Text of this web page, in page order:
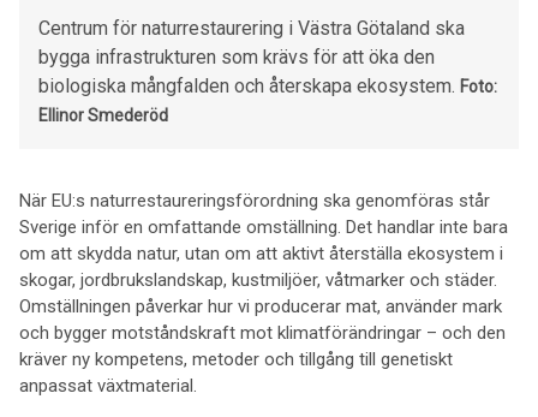
Centrum för naturrestaurering i Västra Götaland ska
bygga infrastrukturen som krävs för att öka den
biologiska mångfalden och återskapa ekosystem. Foto:
Ellinor Smederöd
När EU:s naturrestaureringsförordning ska genomföras står
Sverige inför en omfattande omställning. Det handlar inte bara
om att skydda natur, utan om att aktivt återställa ekosystem i
skogar, jordbrukslandskap, kustmiljöer, våtmarker och städer.
Omställningen påverkar hur vi producerar mat, använder mark
och bygger motståndskraft mot klimatförändringar – och den
kräver ny kompetens, metoder och tillgång till genetiskt
anpassat växtmaterial.